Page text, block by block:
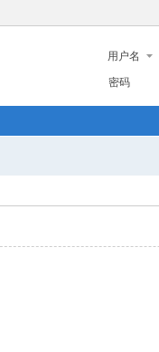
用户名
密码